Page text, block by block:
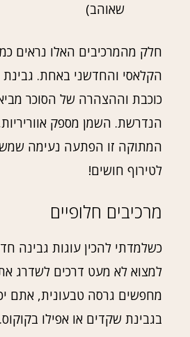
שאוהב)
חלק מהמרכיבים האלו נראים
הקלאסי והחדשני באחת.
כוכבת וההצהרה של הסוכר
הנדרשת. השמן מספק
המתוקה זו הפתעה נעימה
לטירוף חושים!
מרכיבים חלופיים
כשלמדתי להכין עוגות גבינה
למצוא לא מעט דרכים לשדרג
מחפשים גרסה טבעונית, אתם
בגבינת שקדים או אפילו